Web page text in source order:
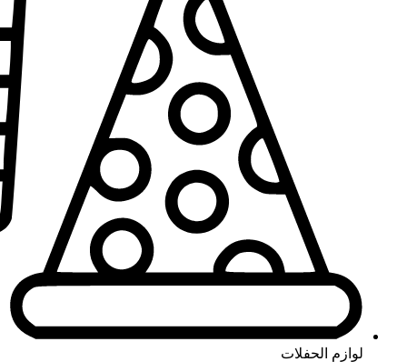
لوازم الحفلات